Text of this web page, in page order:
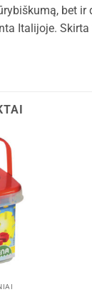
bet ir
Italijoje.